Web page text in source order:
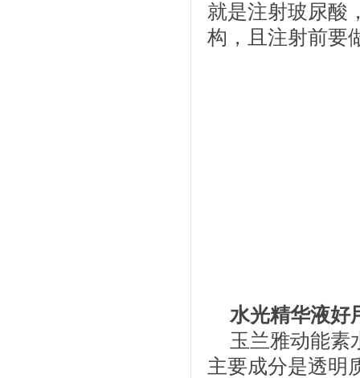
就是注射玻尿酸
构，且注射前要
水光精华液好
玉兰雅动能素
主要成分是透明